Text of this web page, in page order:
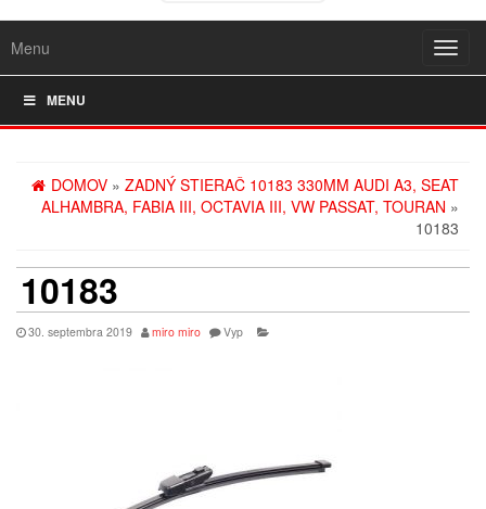
Menu
MENU
DOMOV » ZADNÝ STIERAČ 10183 330MM AUDI A3, SEAT
ALHAMBRA, FABIA III, OCTAVIA III, VW PASSAT, TOURAN »
10183
10183
30. septembra 2019 miro miro Vyp